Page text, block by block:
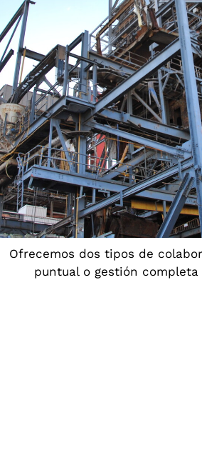
Ofrecemos dos tipos de
puntual o gestión